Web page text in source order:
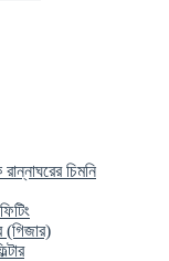
চিমনি
(গিজার)